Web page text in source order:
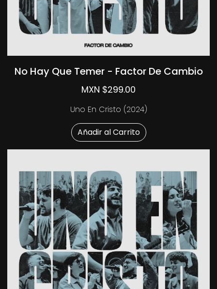
No Hay Que Temer - Factor De Cambio
MXN $299.00
Uno En Cristo (2024)
Añadir al Carrito